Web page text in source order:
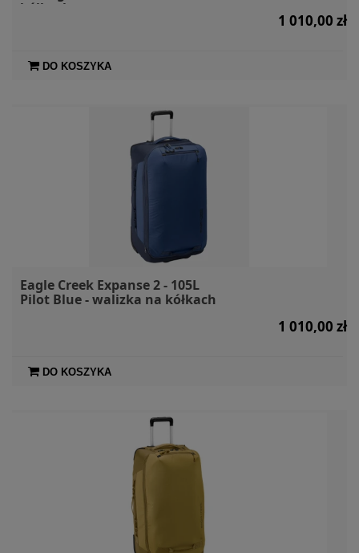
kółkach
1 010,00 zł
DO KOSZYKA
Eagle Creek Expanse 2 - 105L
Pilot Blue - walizka na kółkach
1 010,00 zł
DO KOSZYKA